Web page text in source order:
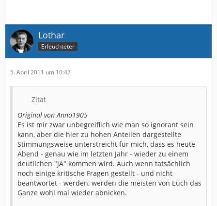
Lothar
Erleuchteter
5. April 2011 um 10:47
Zitat
Original von Anno1905
Es ist mir zwar unbegreiflich wie man so ignorant sein
kann, aber die hier zu hohen Anteilen dargestellte
Stimmungsweise unterstreicht für mich, dass es heute
Abend - genau wie im letzten Jahr - wieder zu einem
deutlichen "JA" kommen wird. Auch wenn tatsächlich
noch einige kritische Fragen gestellt - und nicht
beantwortet - werden, werden die meisten von Euch das
Ganze wohl mal wieder abnicken.